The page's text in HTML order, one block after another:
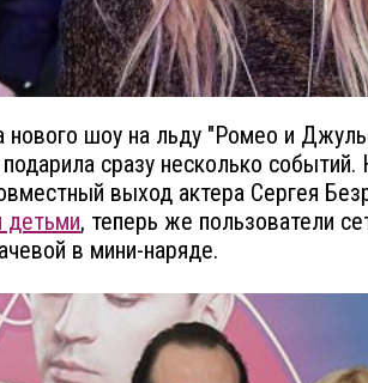
нового шоу на льду "Ромео и
сразу несколько
выход актера Сергея
детьми, теперь же пользователи
в мини-наряде.